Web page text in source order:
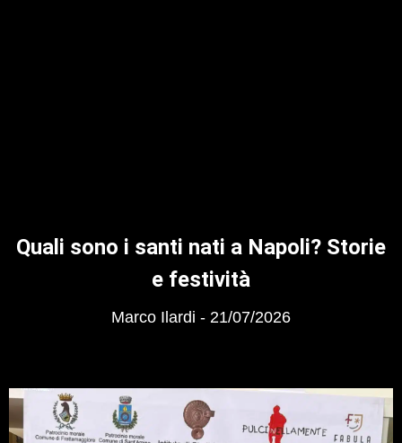
Quali sono i santi nati a Napoli? Storie
e festività
Marco Ilardi 21/07/2026